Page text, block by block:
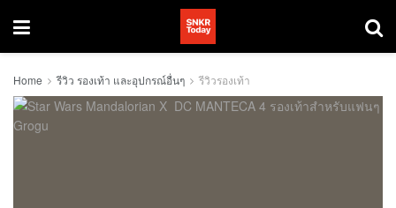
Home รีวิว รองเท้า และอุปกรณ์อื่นๆ รีวิวรองเท้า